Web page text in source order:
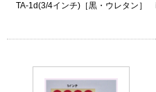
TA-1d(3/4インチ)［黒・ウレタン］